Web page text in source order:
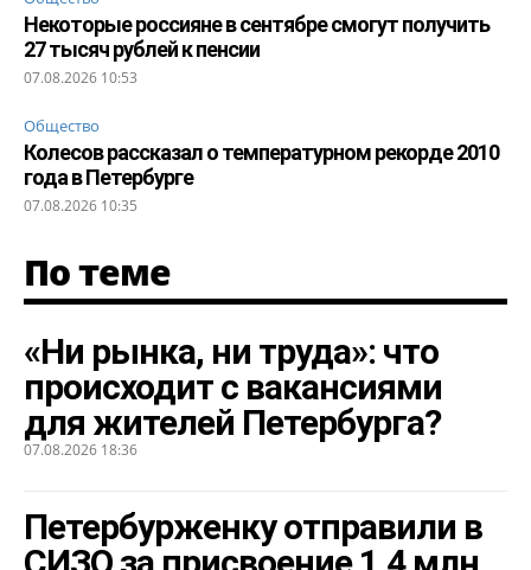
Некоторые россияне в сентябре смогут получить
27 тысяч рублей к пенсии
07.08.2026 10:53
Общество
Колесов рассказал о температурном рекорде 2010
года в Петербурге
07.08.2026 10:35
По теме
«Ни рынка, ни труда»: что
происходит с вакансиями
для жителей Петербурга?
07.08.2026 18:36
Петербурженку отправили в